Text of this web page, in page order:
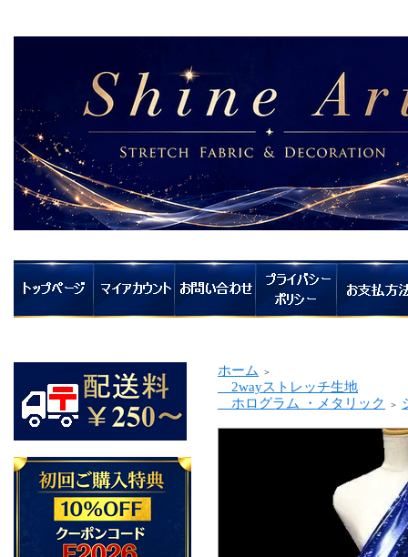
ホーム ＞
2wayストレッチ生地
ホログラム ・メタリック
＞